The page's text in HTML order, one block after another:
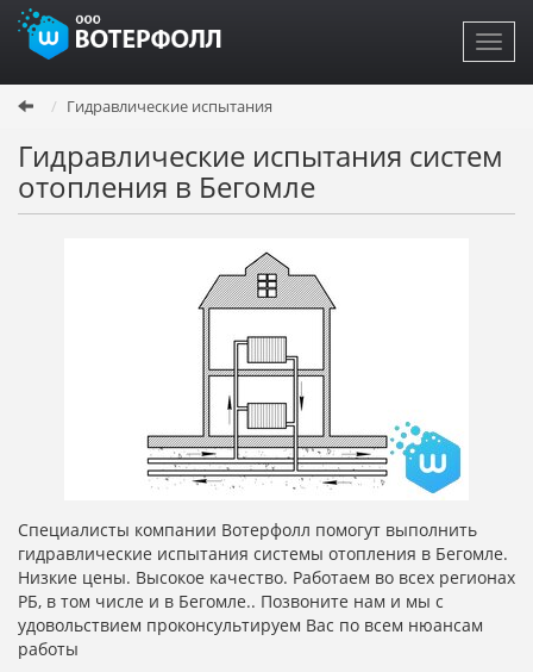
Перейти
основному
содержанию
Гидравлические испытания
Гидравлические испытания систем
отопления в Бегомле
Специалисты компании Вотерфолл помогут выполнить
гидравлические испытания системы отопления в Бегомле.
Низкие цены. Высокое качество. Работаем во всех регионах
РБ, в том числе и в Бегомле.. Позвоните нам и мы с
удовольствием проконсультируем Вас по всем нюансам
работы